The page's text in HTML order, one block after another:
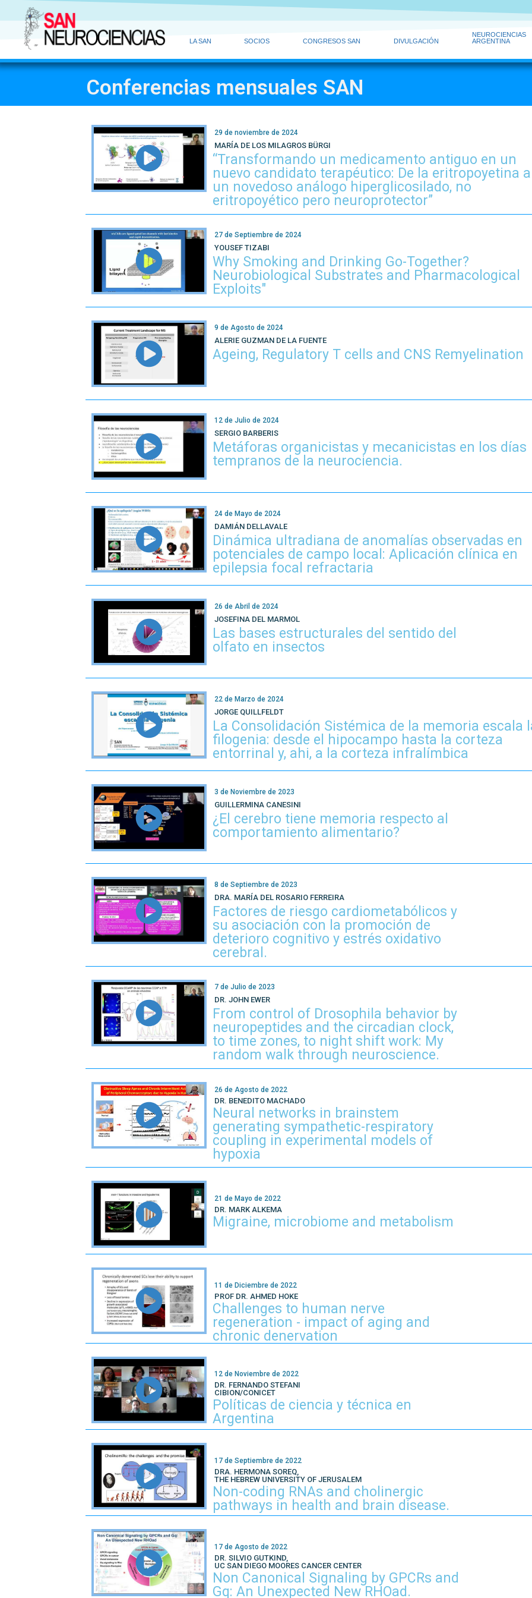
LA SAN SOCIOS CONGRESOS SAN DIVULGACIÓN
NEUROCIENCIAS
ARGENTINA
Conferencias mensuales SAN
29 de noviembre de 2024
MARÍA DE LOS MILAGROS BÜRGI
“Transformando un medicamento antiguo en un
nuevo candidato terapéutico: De la eritropoyetina a
un novedoso análogo hiperglicosilado, no
eritropoyético pero neuroprotector”
27 de Septiembre de 2024
YOUSEF TIZABI
Why Smoking and Drinking Go-Together?
Neurobiological Substrates and Pharmacological
Exploits"
9 de Agosto de 2024
ALERIE GUZMAN DE LA FUENTE
Ageing, Regulatory T cells and CNS Remyelination
12 de Julio de 2024
SERGIO BARBERIS
Metáforas organicistas y mecanicistas en los días
tempranos de la neurociencia.
24 de Mayo de 2024
DAMIÁN DELLAVALE
Dinámica ultradiana de anomalías observadas en
potenciales de campo local: Aplicación clínica en
epilepsia focal refractaria
26 de Abril de 2024
JOSEFINA DEL MARMOL
Las bases estructurales del sentido del
olfato en insectos
22 de Marzo de 2024
JORGE QUILLFELDT
La Consolidación Sistémica de la memoria escala
filogenia: desde el hipocampo hasta la corteza
entorrinal y, ahi, a la corteza infralímbica
3 de Noviembre de 2023
GUILLERMINA CANESINI
¿El cerebro tiene memoria respecto al
comportamiento alimentario?
8 de Septiembre de 2023
DRA. MARÍA DEL ROSARIO FERREIRA
Factores de riesgo cardiometabólicos y
su asociación con la promoción de
deterioro cognitivo y estrés oxidativo
cerebral.
7 de Julio de 2023
DR. JOHN EWER
From control of Drosophila behavior by
neuropeptides and the circadian clock,
to time zones, to night shift work: My
random walk through neuroscience.
26 de Agosto de 2022
DR. BENEDITO MACHADO
Neural networks in brainstem
generating sympathetic-respiratory
coupling in experimental models of
hypoxia
21 de Mayo de 2022
DR. MARK ALKEMA
Migraine, microbiome and metabolism
11 de Diciembre de 2022
PROF DR. AHMED HOKE
Challenges to human nerve
regeneration - impact of aging and
chronic denervation
12 de Noviembre de 2022
DR. FERNANDO STEFANI
CIBION/CONICET
Políticas de ciencia y técnica en
Argentina
17 de Septiembre de 2022
DRA. HERMONA SOREQ,
THE HEBREW UNIVERSITY OF JERUSALEM
Non-coding RNAs and cholinergic
pathways in health and brain disease.
17 de Agosto de 2022
DR. SILVIO GUTKIND,
UC SAN DIEGO MOORES CANCER CENTER
Non Canonical Signaling by GPCRs and
Gq: An Unexpected New RHOad.